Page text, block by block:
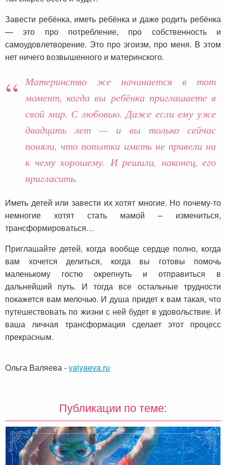
Завести ребёнка, иметь ребёнка и даже родить ребёнка
— это про потребление, про собственность и
самоудовлетворение. Это про эгоизм, про меня. В этом
нет ничего возвышенного и материнского.
Материнство же начинается в тот
момент, когда вы ребёнка приглашаете в
свой мир. С любовью. Даже если ему уже
двадцать лет — и вы только сейчас
поняли, что попытки иметь не привели ни
к чему хорошему. И решили, наконец, его
пригласить.
Иметь детей или завести их хотят многие. Но почему-то
немногие хотят стать мамой – измениться,
трансформироваться…
Приглашайте детей, когда вообще сердце полно, когда
вам хочется делиться, когда вы готовы помочь
маленькому гостю окрепнуть и отправиться в
дальнейший путь. И тогда все остальные трудности
покажется вам мелочью. И душа придет к вам такая, что
путешествовать по жизни с ней будет в удовольствие. И
ваша личная трансформация сделает этот процесс
прекрасным.
Ольга Валяева-valyaeva.ru
Публикации по теме: